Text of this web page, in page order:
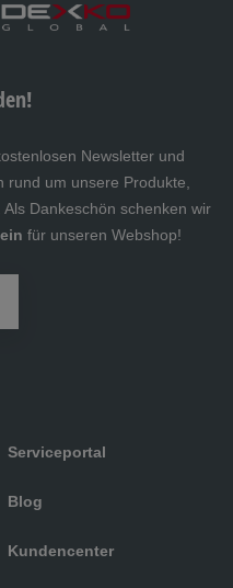
Serviceportal
Blog
Kundencenter
Newsletter und
rund um unsere Produkte,
Dankeschön schenken wir
für unseren Webshop!